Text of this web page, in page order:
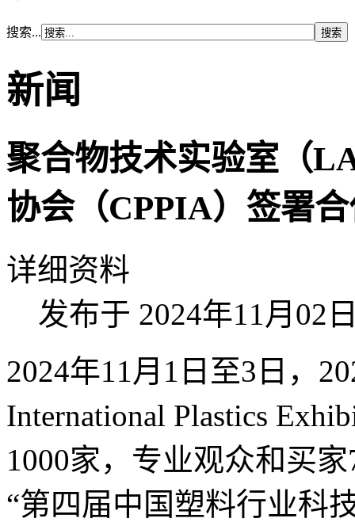
搜索...
新闻
聚合物技术实验室（
协会（CPPIA）签署
详细资料
发布于 2024年11月02
2024年11月1日至3日，
International Plastics
1000家，专业观众和买
“第四届中国塑料行业科